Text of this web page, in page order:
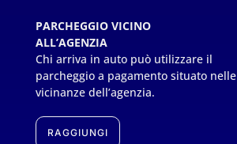
PARCHEGGIO VICINO
ALL’AGENZIA
Chi arriva in auto può utilizzare il
parcheggio a pagamento situato nelle
vicinanze dell’agenzia.
RAGGIUNGI